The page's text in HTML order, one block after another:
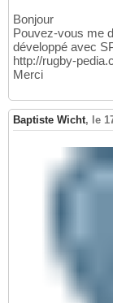
Bonjour
Pouvez-vous me
développé avec
http://rugby-
Merci
Baptiste Wicht, le